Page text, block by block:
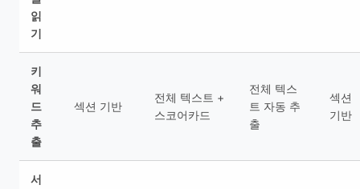
읽
기
키
워
드
추
출
섹션 기반
전체 텍스트 +
스코어카드
전체 텍스
트 자동 추
출
섹션
기반
서